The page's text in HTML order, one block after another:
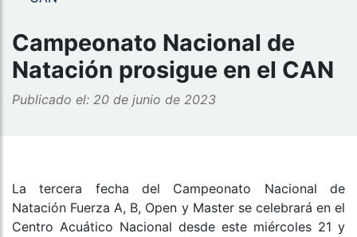
Campeonato Nacional de
Natación prosigue en el CAN
Publicado el: 20 de junio de 2023
La tercera fecha del Campeonato Nacional de
Natación Fuerza A, B, Open y Master se celebrará en el
Centro Acuático Nacional desde este miércoles 21 y